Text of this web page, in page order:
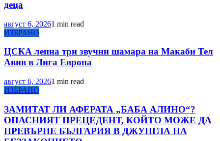
деца
август 6, 20261 min read
ИЗБРАНО
ЦСКА лепна три звучни шамара на Макаби Тел
Авив в Лига Европа
август 6, 20261 min read
ИЗБРАНО
ЗАМИТАТ ЛИ АФЕРАТА „БАБА АЛИНО“?
ОПАСНИЯТ ПРЕЦЕДЕНТ, КОЙТО МОЖЕ ДА
ПРЕВЪРНЕ БЪЛГАРИЯ В ДЖУНГЛА НА